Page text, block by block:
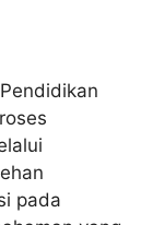
pada